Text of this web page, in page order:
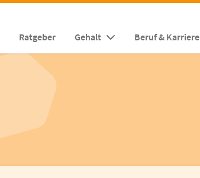
Ratgeber Gehalt Beruf & Karriere